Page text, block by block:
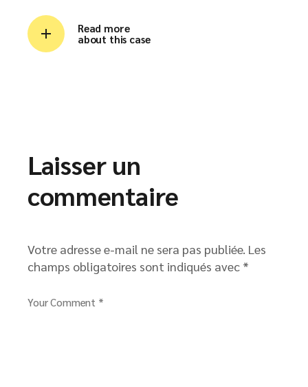
Read more
about this case
Laisser un
commentaire
Votre adresse e-mail ne sera pas publiée. Les
champs obligatoires sont indiqués avec *
Your Comment *